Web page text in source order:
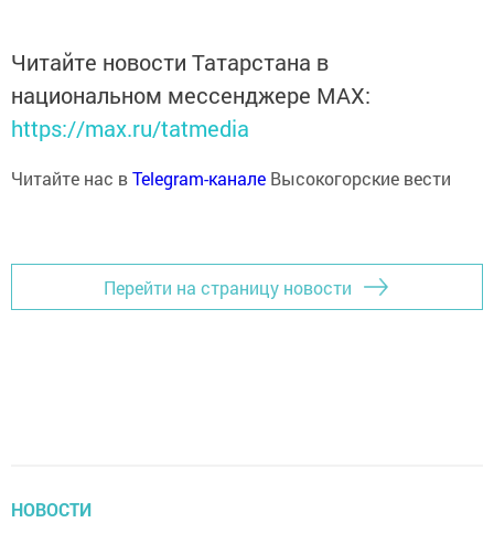
Читайте новости Татарстана в
национальном мессенджере MАХ:
https://max.ru/tatmedia
Читайте нас вTelegram-канале Высокогорские вести
Перейти на страницу новости
НОВОСТИ